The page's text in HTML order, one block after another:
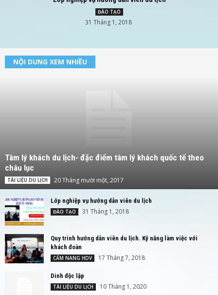
ĐÀO TẠO
31 Tháng 1, 2018
NỘI DUNG XEM NHIỀU
Tâm lý khách du lịch- đặc điểm tâm lý khách quốc tế theo
châu lục
TÀI LIỆU DU LỊCH 20 Tháng mười một, 2017
Lớp nghiệp vụ hướng dẫn viên du lịch
ĐÀO TẠO 31 Tháng 1, 2018
Quy trình hướng dẫn viên du lịch. Kỹ năng làm việc với
khách đoàn
CẨM NANG HDV 17 Tháng 7, 2018
Dinh độc lập
TÀI LIỆU DU LỊCH 10 Tháng 1, 2020